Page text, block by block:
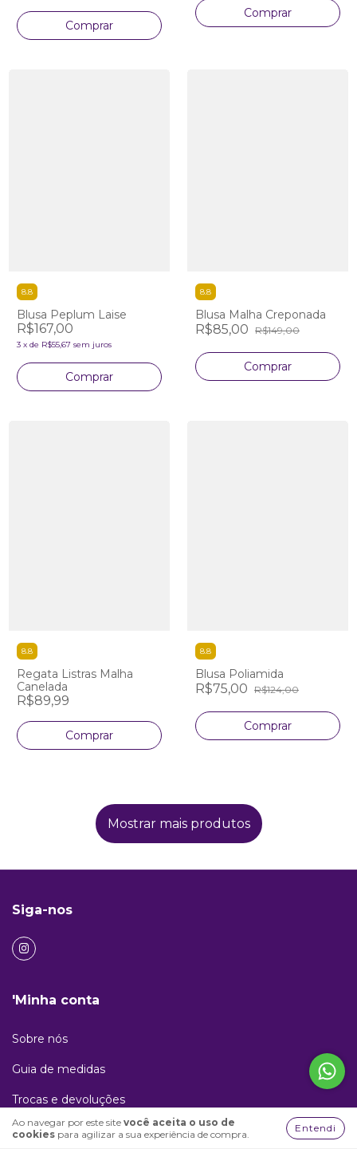
Ao navegar por este site você aceita o uso de
cookies para agilizar a sua experiência de compra.
Entendi
Comprar
Comprar
8.8
Blusa Peplum Laise
R$167,00
3 x de R$55,67 sem juros
Comprar
8.8
Blusa Malha Creponada
R$85,00 R$149,00
Comprar
8.8
Regata Listras Malha
Canelada
R$89,99
Comprar
8.8
Blusa Poliamida
R$75,00 R$124,00
Comprar
Mostrar mais produtos
Siga-nos
'Minha conta
Sobre nós
Guia de medidas
Trocas e devoluções
Privacidade